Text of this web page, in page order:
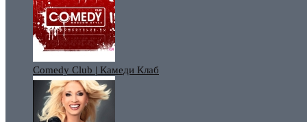
Comedy Club | Камеди Клаб